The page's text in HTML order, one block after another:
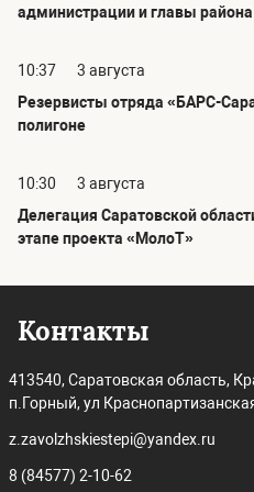
администрации и главы района
10:37
3 августа
Резервисты отряда «БАРС-
полигоне
10:30
3 августа
Делегация Саратовской
этапе проекта «МолоТ»
Контакты
413540, Саратовская область,
п.Горный, ул
z.zavolzhskiestepi@yandex.ru
8 (84577) 2-10-62